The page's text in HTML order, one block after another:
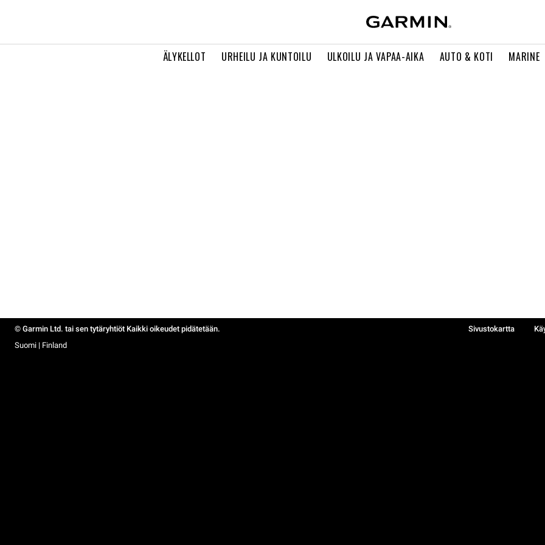
ÄLYKELLOT URHEILU JA KUNTOILU ULKOILU JA VAPAA-AIKA AUTO & KOTI MARINE
© Garmin Ltd. tai sen tytäryhtiöt Kaikki oikeudet pidätetään. Sivustokartta
Suomi | Finland